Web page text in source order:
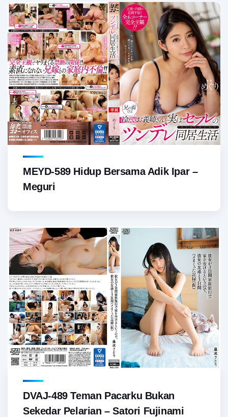
MEYD-589 Hidup Bersama Adik Ipar –
Meguri
DVAJ-489 Teman Pacarku Bukan
Sekedar Pelarian – Satori Fujinami